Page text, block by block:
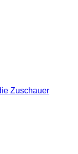
Zuschauer